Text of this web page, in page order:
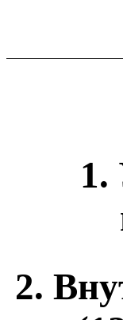
1.
2.